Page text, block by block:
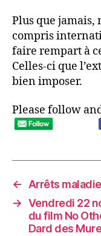
Plus que jamais,
compris
faire rempart à
Celles-ci que
bien imposer.
Please follow
← Arrêts
→ Vendredi 22
du film No
Dard des